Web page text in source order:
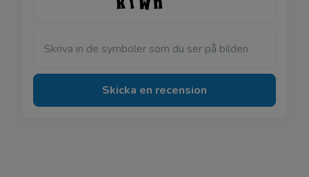
Skriva in de symboler som du ser på bilden
Skicka en recension